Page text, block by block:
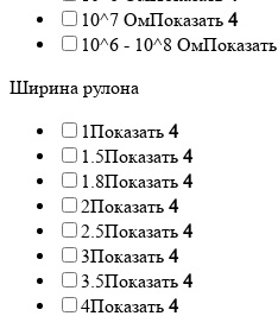
10^7 ОмПоказать 4
10^6 - 10^8 ОмПоказать
Ширина рулона
1Показать 4
1.5Показать 4
1.8Показать 4
2Показать 4
2.5Показать 4
3Показать 4
3.5Показать 4
4Показать 4